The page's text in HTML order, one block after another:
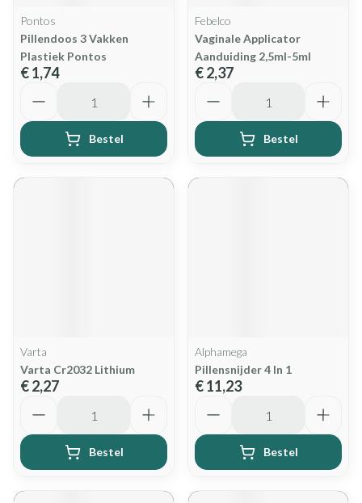
Pontos
Pillendoos 3 Vakken
Plastiek Pontos
€ 1,74
Bestel
Febelco
Vaginale Applicator
Aanduiding 2,5ml-5ml
€ 2,37
Bestel
Varta
Varta Cr2032 Lithium
€ 2,27
Bestel
Alphamega
Pillensnijder 4 In 1
€ 11,23
Bestel